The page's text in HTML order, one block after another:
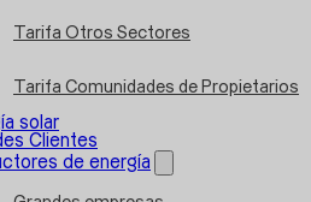
Tarifa Otros Sectores
Tarifa Comunidades de Propietarios
solar
Clientes
de energía